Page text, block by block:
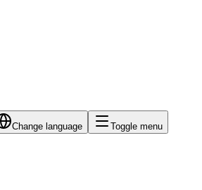
Change language Toggle menu